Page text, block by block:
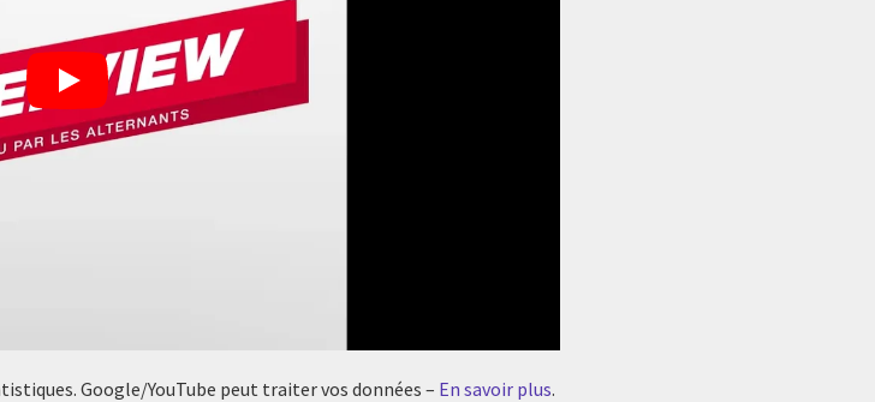
Google/YouTube peut traiter vos données – En savoir plus.